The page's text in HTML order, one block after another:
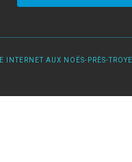
AUX NOËS-PRÈS-